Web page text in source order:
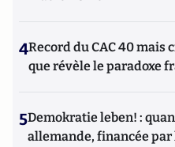
4Record du CAC 40 mais
que révèle le paradoxe
5Demokratie leben! :
allemande, financée